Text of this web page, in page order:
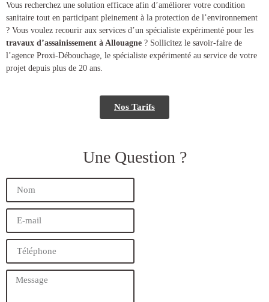
​​Vous recherchez une solution efficace afin d’améliorer votre condition
sanitaire tout en participant pleinement à la protection de l’environnement
? Vous voulez recourir aux services d’un spécialiste expérimenté pour les
travaux d’assainissement à Allouagne ? Sollicitez le savoir-faire de
l’agence Proxi-Débouchage, le spécialiste expérimenté au service de votre
projet depuis plus de 20 ans.
Nos Tarifs
Une Question ?